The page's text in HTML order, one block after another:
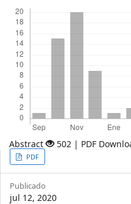
Abstract 502 | PDF
Article
Sidebar
PDF
Publicado
jul 12, 2020